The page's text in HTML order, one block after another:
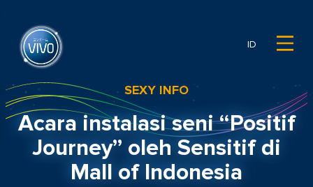
ID
SEXY INFO
Acara instalasi seni “Positif
Journey” oleh Sensitif di
Mall of Indonesia